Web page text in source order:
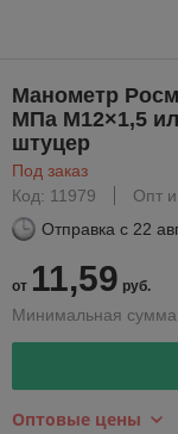
Манометр
МПа М12×1,5
штуцер
Под заказ
Код: 11979
Опт
Отправка с 22
от 11,59 руб.
Минимальная сумма
Оптовые цены